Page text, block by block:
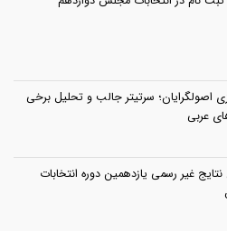
اصولگرایان؛ سرتیتر جالب و تحلیل برخی
عربی
غیر رسمی یازدهمین دوره انتخابات